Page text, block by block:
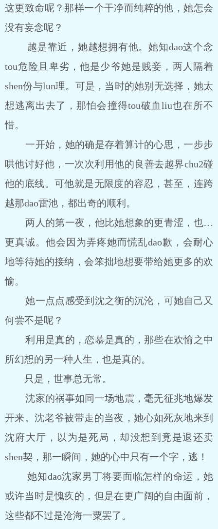
这更致命呢？那样一个干净而纯粹的他，她怎会
没有妄念呢？
越是靠近，她越想拥有他。她知dao这个念
tou危险且卑劣，他是少爷她是贱妾，两人隔着
shen份与lun理。可是，当时的她别无选择，她太
想逃离出去了，那怕会撞得tou破血liu也在所不
惜。
一开始，她的确是存着算计的心思，一步步
哄他讨好他，一次次利用他的良善去越界chu2碰
他的底线。可他就是无限度的容忍，甚至，连跨
越那dao雷池，都出奇的顺利。
两人的第一夜，他比她想象的更青涩，也…
更真诚。他会因为弄疼她而慌乱dao歉，会耐心
地等待她的接纳，会笨拙地想要带给她更多的欢
愉。
她一点点感受到沈之衡的沉沦，可她自己又
何尝不是呢？
利用是真的，恋慕是真的，那些在欢愉之中
所幻想的另一种人生，也是真的。
只是，世事总无常。
沈家的祸事如同一场地震，毫无征兆地爆发
开来。沈老爷被带走的当夜，她心如死灰地来到
沈府大厅，以为是死局，却没想到竟是退还卖
shen契，那一瞬间，她的心中只有一个字，逃！
她知dao沈家男丁将要面临怎样的命运，她
或许当时是愧疚的，但是在更广阔的自由面前，
这些都不过是沧海一粟罢了。